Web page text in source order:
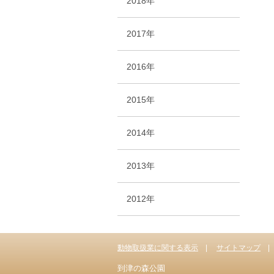
2017年
2016年
2015年
2014年
2013年
2012年
動物取扱業に関する表示 サイトマップ
到津の森公園